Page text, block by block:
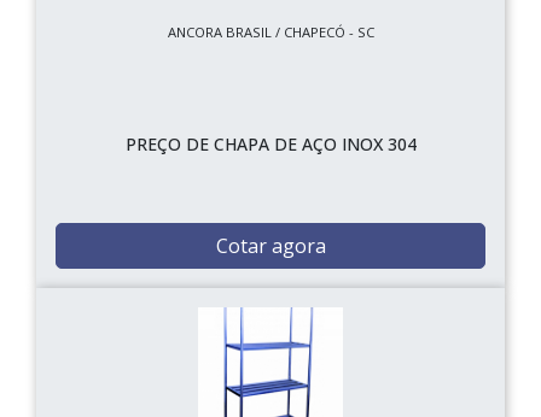
ANCORA BRASIL / CHAPECÓ - SC
PREÇO DE CHAPA DE AÇO INOX 304
Cotar agora